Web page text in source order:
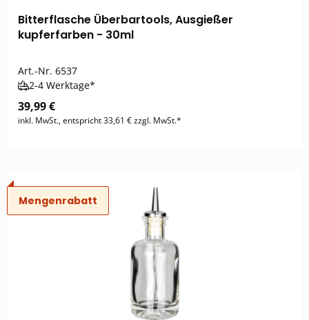
Bitterflasche Überbartools, Ausgießer
kupferfarben - 30ml
Art.-Nr. 6537
2-4 Werktage*
39,99 €
inkl. MwSt., entspricht 33,61 € zzgl. MwSt.*
Mengenrabatt